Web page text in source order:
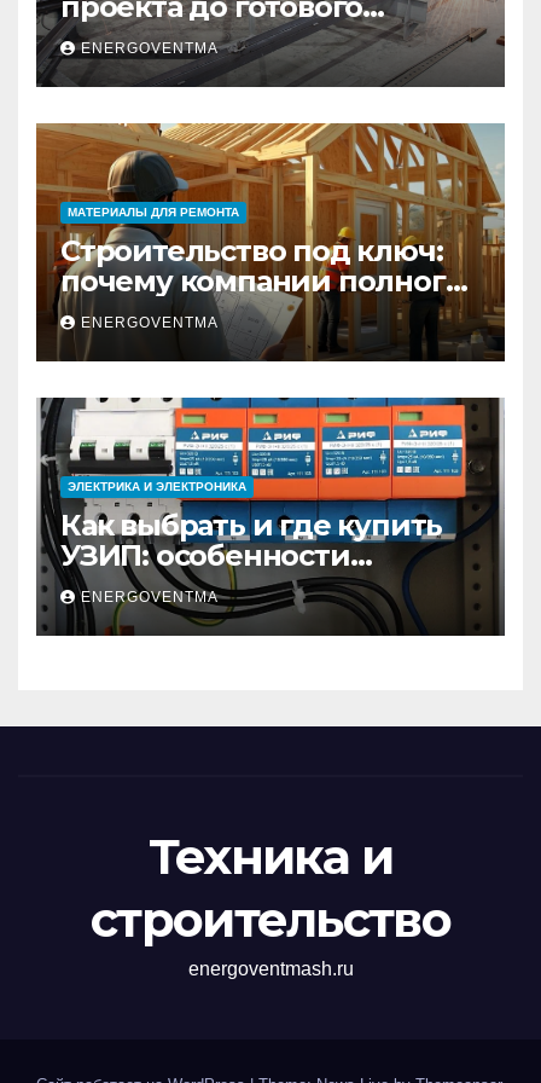
изделия – полный
практический гид
ENERGOVENTMA
МАТЕРИАЛЫ ДЛЯ РЕМОНТА
Строительство под ключ:
почему компании полного
цикла меняют рынок
недвижимости
ENERGOVENTMA
ЭЛЕКТРИКА И ЭЛЕКТРОНИКА
Как выбрать и где купить
УЗИП: особенности
устройств защиты от
импульсных
перенапряжений
ENERGOVENTMA
Техника и
строительство
energoventmash.ru